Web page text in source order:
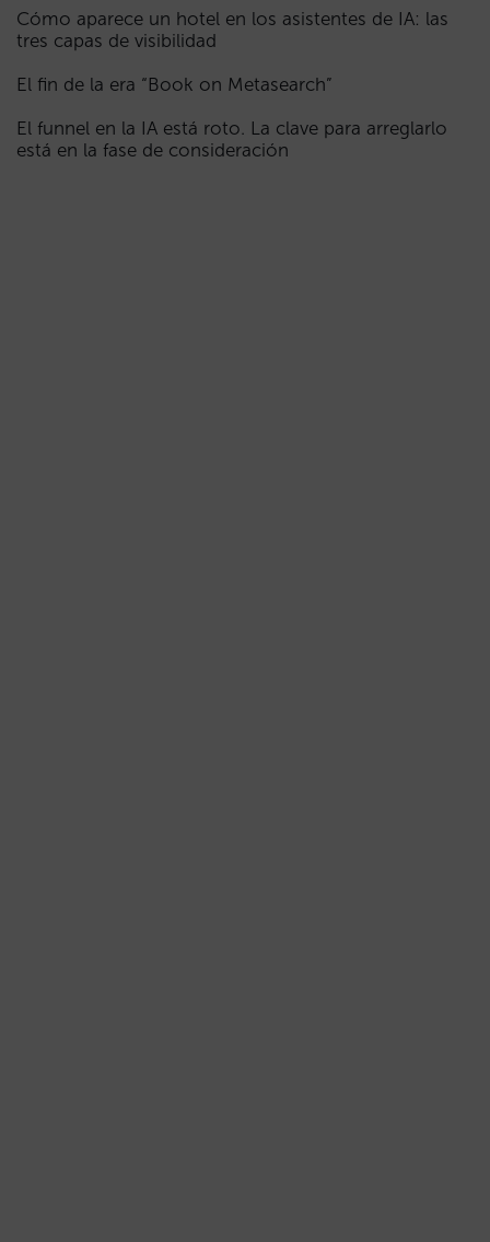
Cómo aparece un hotel en los asistentes de IA: las
tres capas de visibilidad
El fin de la era “Book on Metasearch”
El funnel en la IA está roto. La clave para arreglarlo
está en la fase de consideración